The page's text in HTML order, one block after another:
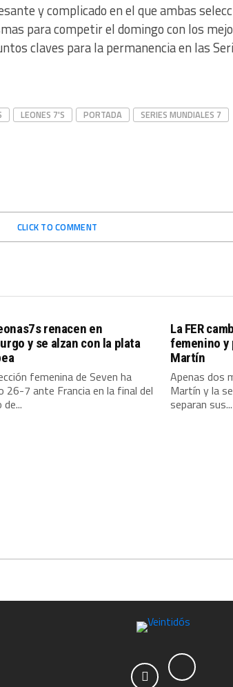
y complicado en el que ambas
para competir el domingo con los
claves para la permanencia en las
LEONES 7'S PORTADA SERIES MUNDIALES 7
CLICK TO COMMENT
renacen en
y se alzan con la plata
femenina de Seven ha
26-7 ante Francia en la final del
La FER
femenino y
Martín
Apenas dos
Martín y la
separan sus...